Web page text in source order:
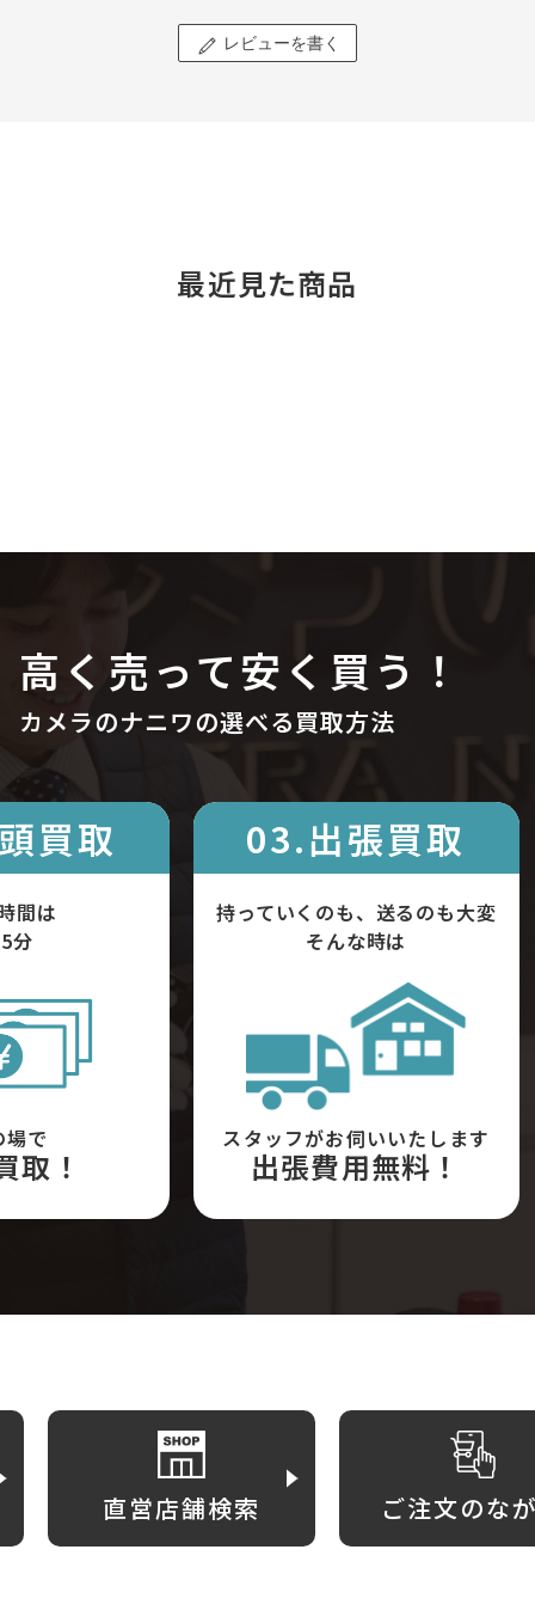
レビューを書く
最近見た商品
高く売って安く買う！
カメラのナニワの選べる買取方法
買取
間は
分
場で
取！
03.出張買取
持っていくのも、送るのも大変
そんな時は
スタッフがお伺いいたします
出張費用無料！
直営店舗検索 ご注文のな